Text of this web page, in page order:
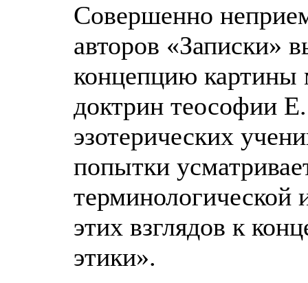
Совершенно
авторов «Записки»
концепцию картины
доктрин теософии
эзотерических
попытки
терминологической
этих взглядов к
этики».